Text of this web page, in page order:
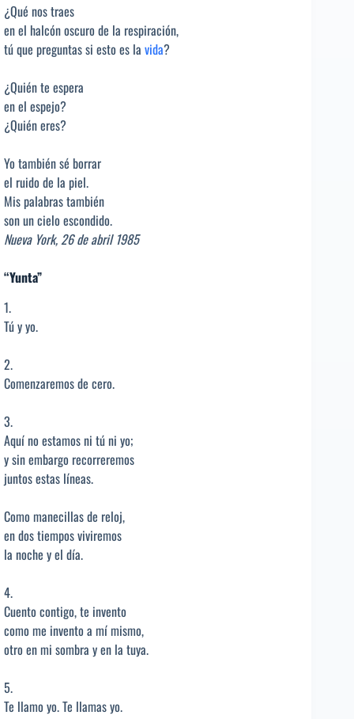
¿Qué nos traes
en el halcón oscuro de la respiración,
tú que preguntas si esto es la vida?
¿Quién te espera
en el espejo?
¿Quién eres?
Yo también sé borrar
el ruido de la piel.
Mis palabras también
son un cielo escondido.
Nueva York, 26 de abril 1985
“Yunta”
1.
Tú y yo.
2.
Comenzaremos de cero.
3.
Aquí no estamos ni tú ni yo;
y sin embargo recorreremos
juntos estas líneas.
Como manecillas de reloj,
en dos tiempos viviremos
la noche y el día.
4.
Cuento contigo, te invento
como me invento a mí mismo,
otro en mi sombra y en la tuya.
5.
Te llamo yo. Te llamas yo.